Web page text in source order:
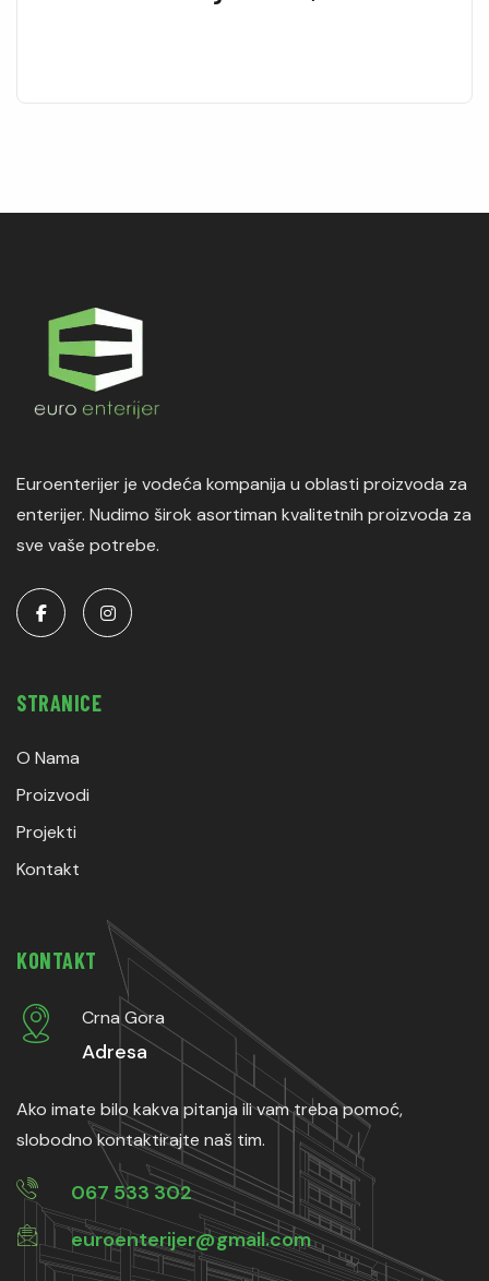
Euroenterijer je vodeća kompanija u oblasti proizvoda za
enterijer. Nudimo širok asortiman kvalitetnih proizvoda za
sve vaše potrebe.
STRANICE
O Nama
Proizvodi
Projekti
Kontakt
KONTAKT
Crna Gora
Adresa
Ako imate bilo kakva pitanja ili vam treba pomoć,
slobodno kontaktirajte naš tim.
067 533 302
euroenterijer@gmail.com